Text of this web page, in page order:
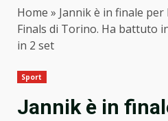
Home » Jannik è in finale
Finals di Torino. Ha battuto
in 2 set
Sport
Jannik è in